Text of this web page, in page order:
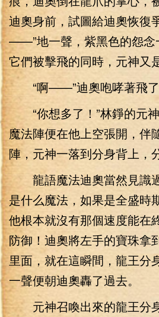
迪奧身前，試圖給迪奧恢復
——”地一聲，紫黑色的怨念
它們被擊飛的同時，元神
“啊——”迪奧咆哮著飛了
“你想多了！”林錚的元
魔法陣便在他上空張開，伴
陣，元神一落到分身背上，
龍語魔法迪奧當然見識
是什么魔法，如果是全盛時
他根本就沒有那個速度能在
防御！迪奧將左手的寶珠拿
里面，就在這瞬間，龍王分
一聲便朝迪奧轟了過去。
元神召喚出來的龍王分身